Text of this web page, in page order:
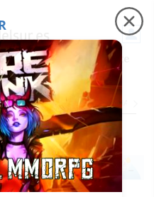
Coraje Fábrica de botellas
Ecología Educación Salud